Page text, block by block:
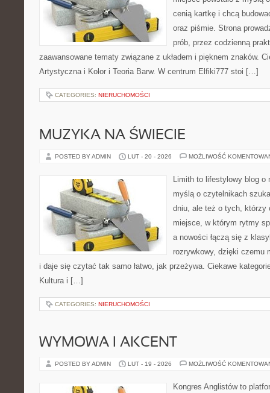
cenią kartkę i chcą
oraz piśmie. Strona
prób, przez codzienną
zaawansowane tematy związane z układem i pięknem znaków.
Artystyczna i Kolor i Teoria Barw. W centrum Elfiki777 stoi […]
CATEGORIES: NIERUCHOMOŚCI
MUZYKA NA ŚWIECIE
POSTED BY ADMIN LUT - 20 - 2026 MOŻLIWOŚĆ
Limith to lifestylowy blog o
myślą o czytelnikach
dniu, ale też o tych, którzy
miejsce, w którym rytmy
a nowości łączą się z
rozrywkowy, dzięki czemu
i daje się czytać tak samo łatwo, jak przeżywa. Ciekawe
Kultura i […]
CATEGORIES: NIERUCHOMOŚCI
WYMOWA I AKCENT
POSTED BY ADMIN LUT - 19 - 2026 MOŻLIWOŚĆ
Kongres Anglistów to